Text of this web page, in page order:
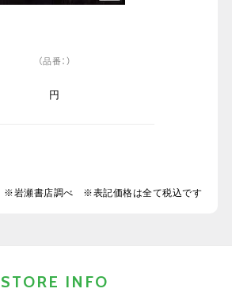
（品番：）
円
※岩瀬書店調べ ※表記価格は全て税込です
STORE INFO